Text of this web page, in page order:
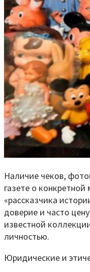
Наличие чеков,
газете о
«рассказчика
доверие и часто
известной
личностью.
Юридические и